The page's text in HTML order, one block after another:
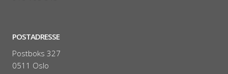
POSTADRESSE
Postboks 327
0511 Oslo